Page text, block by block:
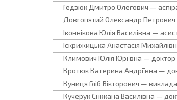
Гедзюк Дмитро Олегович —
Довгопятий Олександр Петрович
Іконнікова Юлія Василівна —
Іскрижицька Анастасія
Климович Юлія Юріївна — доктор
Кротюк Катерина Андріївна —
Куниця Гліб Вікторович —
Кучерук Сніжана Василівна —